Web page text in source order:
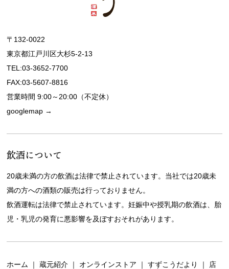
〒132-0022
東京都江戸川区大杉5-2-13
TEL:03-3652-7700
FAX:03-5607-8816
営業時間 9:00～20:00（不定休）
googlemap →
飲酒について
20歳未満の方の飲酒は法律で禁止されています。当社では20歳未
満の方への酒類の販売は行っておりません。
飲酒運転は法律で禁止されています。妊娠中や授乳期の飲酒は、胎
児・乳児の発育に悪影響を及ぼすおそれがあります。
ホーム ｜蔵元紹介 ｜ オンラインストア ｜すずこうだより ｜ 店